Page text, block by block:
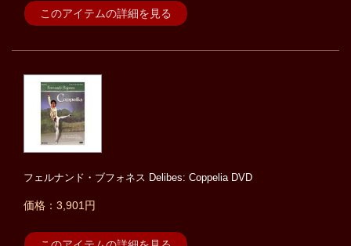
このアイテムの詳細を見る
フェルナンド・ブフォネス Delibes: Coppelia DVD
価格：3,901円